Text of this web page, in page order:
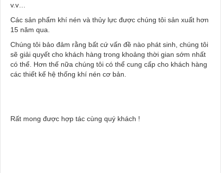
v.v…
Các sản phẩm khí nén và thủy lực được chúng tôi sản xuất hơn
15 năm qua.
Chúng tôi bảo đảm rằng bất cứ vấn đề nào phát sinh, chúng tôi
sẽ giải quyết cho khách hàng trong khoảng thời gian sớm nhất
có thể. Hơn thế nữa chúng tôi có thể cung cấp cho khách hàng
các thiết kế hệ thống khí nén cơ bản.
Rất mong được hợp tác cùng quý khách !